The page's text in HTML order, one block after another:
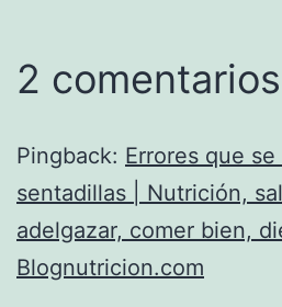
2 comentarios
Pingback: Errores que
sentadillas | Nutrición,
adelgazar, comer bien,
Blognutricion.com